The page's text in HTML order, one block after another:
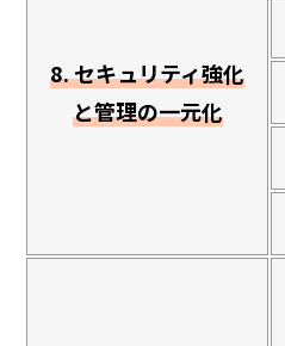
8. セキュリティ強化
と管理の一元化